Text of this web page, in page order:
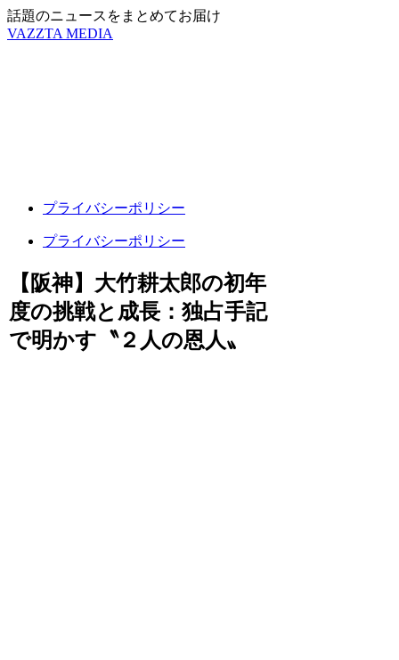
話題のニュースをまとめてお届け
VAZZTA MEDIA
プライバシーポリシー
プライバシーポリシー
【阪神】大竹耕太郎の初年
度の挑戦と成長：独占手記
で明かす〝２人の恩人〟